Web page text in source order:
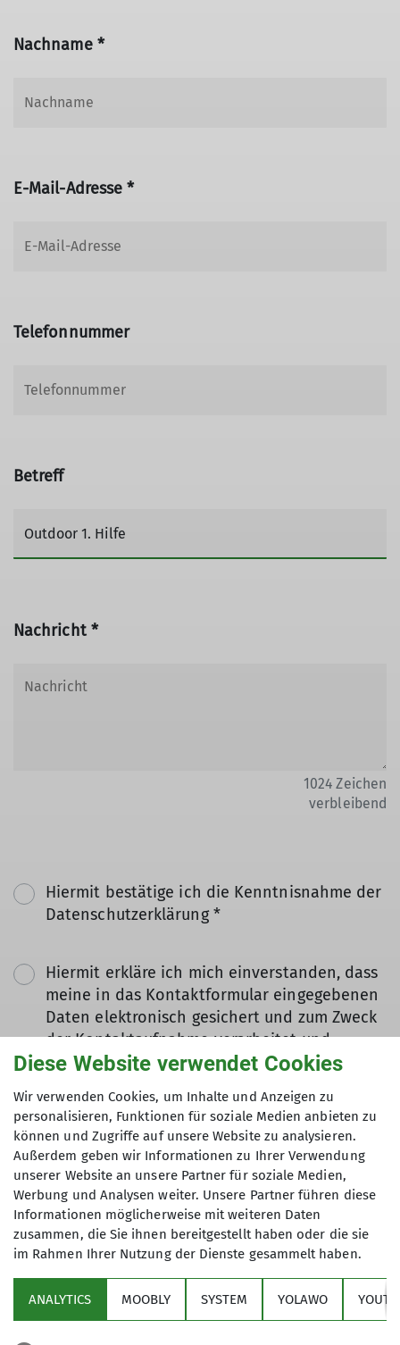
Nachname *
E-Mail-Adresse *
Telefonnummer
Betreff
Nachricht *
1024 Zeichen
verbleibend
Hiermit bestätige ich die Kenntnisnahme der
Datenschutzerklärung *
Hiermit erkläre ich mich einverstanden, dass
meine in das Kontaktformular eingegebenen
Daten elektronisch gesichert und zum Zweck
der Kontaktaufnahme verarbeitet und
genutzt werden. Mir ist bekannt, dass ich
kann. *
Mit (*) markierte Felder
sind Pflichtfelder
Absenden
Sektion
Diese Website verwendet Cookies
Wir verwenden Cookies, um Inhalte und Anzeigen zu
personalisieren, Funktionen für soziale Medien anbieten zu
können und Zugriffe auf unsere Website zu analysieren.
Außerdem geben wir Informationen zu Ihrer Verwendung
unserer Website an unsere Partner für soziale Medien,
Werbung und Analysen weiter. Unsere Partner führen diese
Informationen möglicherweise mit weiteren Daten
zusammen, die Sie ihnen bereitgestellt haben oder die sie
im Rahmen Ihrer Nutzung der Dienste gesammelt haben.
ANALYTICS MOOBLY SYSTEM YOLAWO